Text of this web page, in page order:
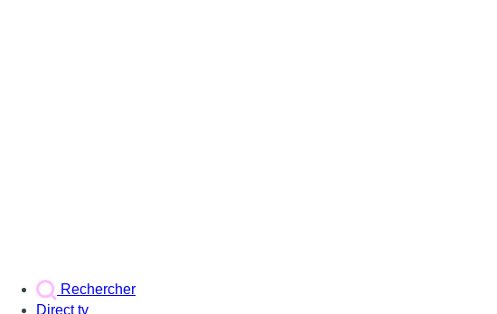
Rechercher
Direct tv